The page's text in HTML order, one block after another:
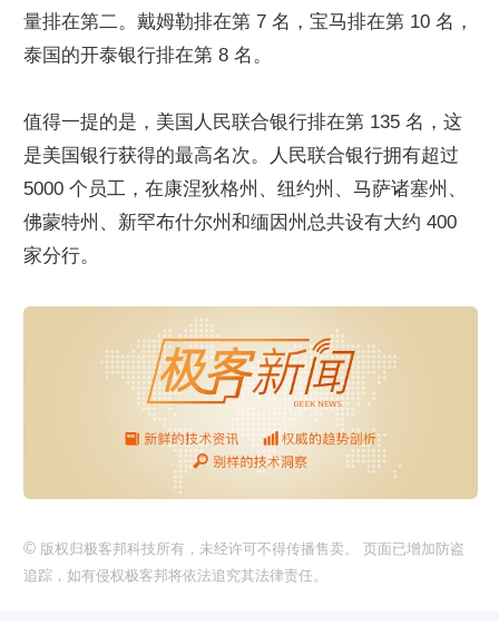
量排在第二。戴姆勒排在第 7 名，宝马排在第 10 名，
泰国的开泰银行排在第 8 名。
值得一提的是，美国人民联合银行排在第 135 名，这
是美国银行获得的最高名次。人民联合银行拥有超过
5000 个员工，在康涅狄格州、纽约州、马萨诸塞州、
佛蒙特州、新罕布什尔州和缅因州总共设有大约 400
家分行。
© 版权归极客邦科技所有，未经许可不得传播售卖。 页面已增加防盗
追踪，如有侵权极客邦将依法追究其法律责任。